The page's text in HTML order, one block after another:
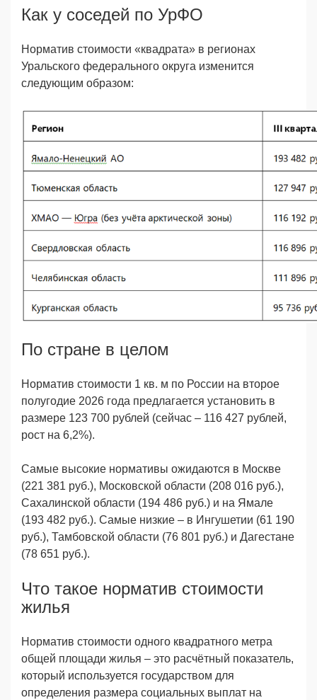
Как у соседей по УрФО
Норматив стоимости «квадрата» в регионах
Уральского федерального округа изменится
следующим образом:
По стране в целом
Норматив стоимости 1 кв. м по России на второе
полугодие 2026 года предлагается установить в
размере 123 700 рублей (сейчас – 116 427 рублей,
рост на 6,2%).
Самые высокие нормативы ожидаются в Москве
(221 381 руб.), Московской области (208 016 руб.),
Сахалинской области (194 486 руб.) и на Ямале
(193 482 руб.). Самые низкие – в Ингушетии (61 190
руб.), Тамбовской области (76 801 руб.) и Дагестане
(78 651 руб.).
Что такое норматив стоимости
жилья
Норматив стоимости одного квадратного метра
общей площади жилья – это расчётный показатель,
который используется государством для
определения размера социальных выплат на